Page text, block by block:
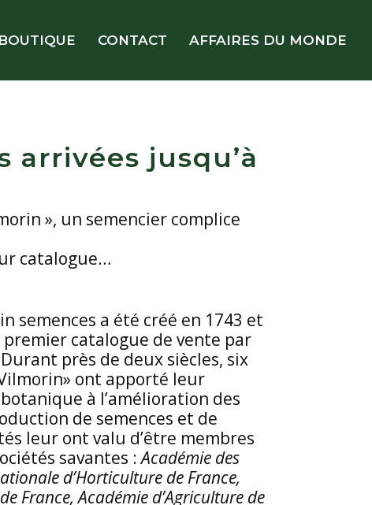
BOUTIQUE CONTACT AFFAIRES DU MONDE
jusqu’à
», un semencier complice
catalogue…
semences a été créé en 1743 et
catalogue de vente par
près de deux siècles, six
ont apporté leur
à l’amélioration des
de semences et de
leur ont valu d’être membres
savantes :Académie des
d’Horticulture de France,
France, Académie d’Agriculture de